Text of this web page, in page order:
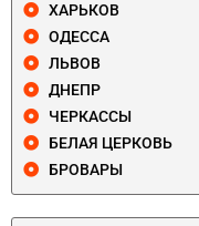
ХАРЬКОВ
ОДЕССА
ЛЬВОВ
ДНЕПР
ЧЕРКАССЫ
БЕЛАЯ ЦЕРКОВЬ
БРОВАРЫ